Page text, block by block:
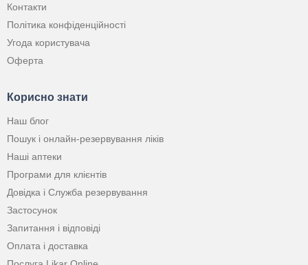
Контакти
Політика конфіденційності
Угода користувача
Оферта
Корисно знати
Наш блог
Пошук і онлайн-резервування ліків
Наші аптеки
Програми для клієнтів
Довідка і Служба резервування
Застосунок
Запитання і відповіді
Оплата і доставка